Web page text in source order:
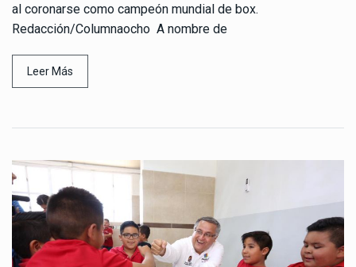
al coronarse como campeón mundial de box.
Redacción/Columnaocho A nombre de
Leer Más